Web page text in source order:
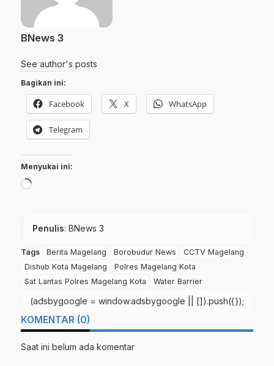
BNews 3
See author's posts
Bagikan ini:
Facebook X WhatsApp
Telegram
Menyukai ini:
Memuat...
Penulis: BNews 3
Tags Berita Magelang Borobudur News
CCTV Magelang
Dishub Kota Magelang
Polres Magelang Kota
Sat Lantas Polres Magelang Kota
Water Barrier
(adsbygoogle = window.adsbygoogle || []).push({});
KOMENTAR (0)
Saat ini belum ada komentar